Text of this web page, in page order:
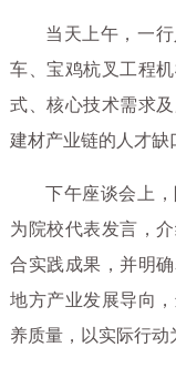
当天上午，一
车、宝鸡杭叉工程
式、核心技术需求
建材产业链的人才缺
下午座谈会上
为院校代表发言，
合实践成果，并明
地方产业发展导向
养质量，以实际行动